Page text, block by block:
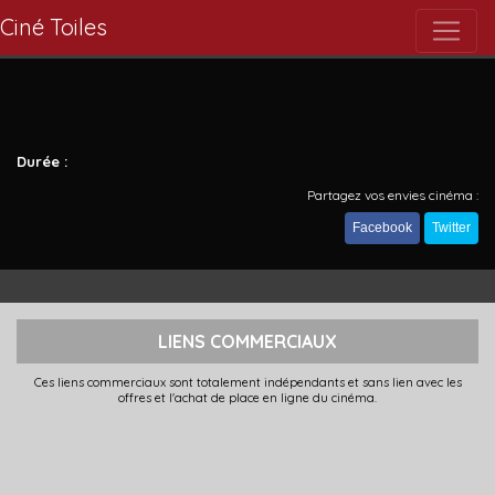
Ciné Toiles
Durée :
Partagez vos envies cinéma :
Facebook Twitter
LIENS COMMERCIAUX
Ces liens commerciaux sont totalement indépendants et sans lien avec les
offres et l'achat de place en ligne du cinéma.